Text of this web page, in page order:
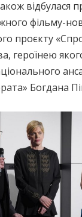
відбулася
фільму-
проєкту
героїнею
Богдана